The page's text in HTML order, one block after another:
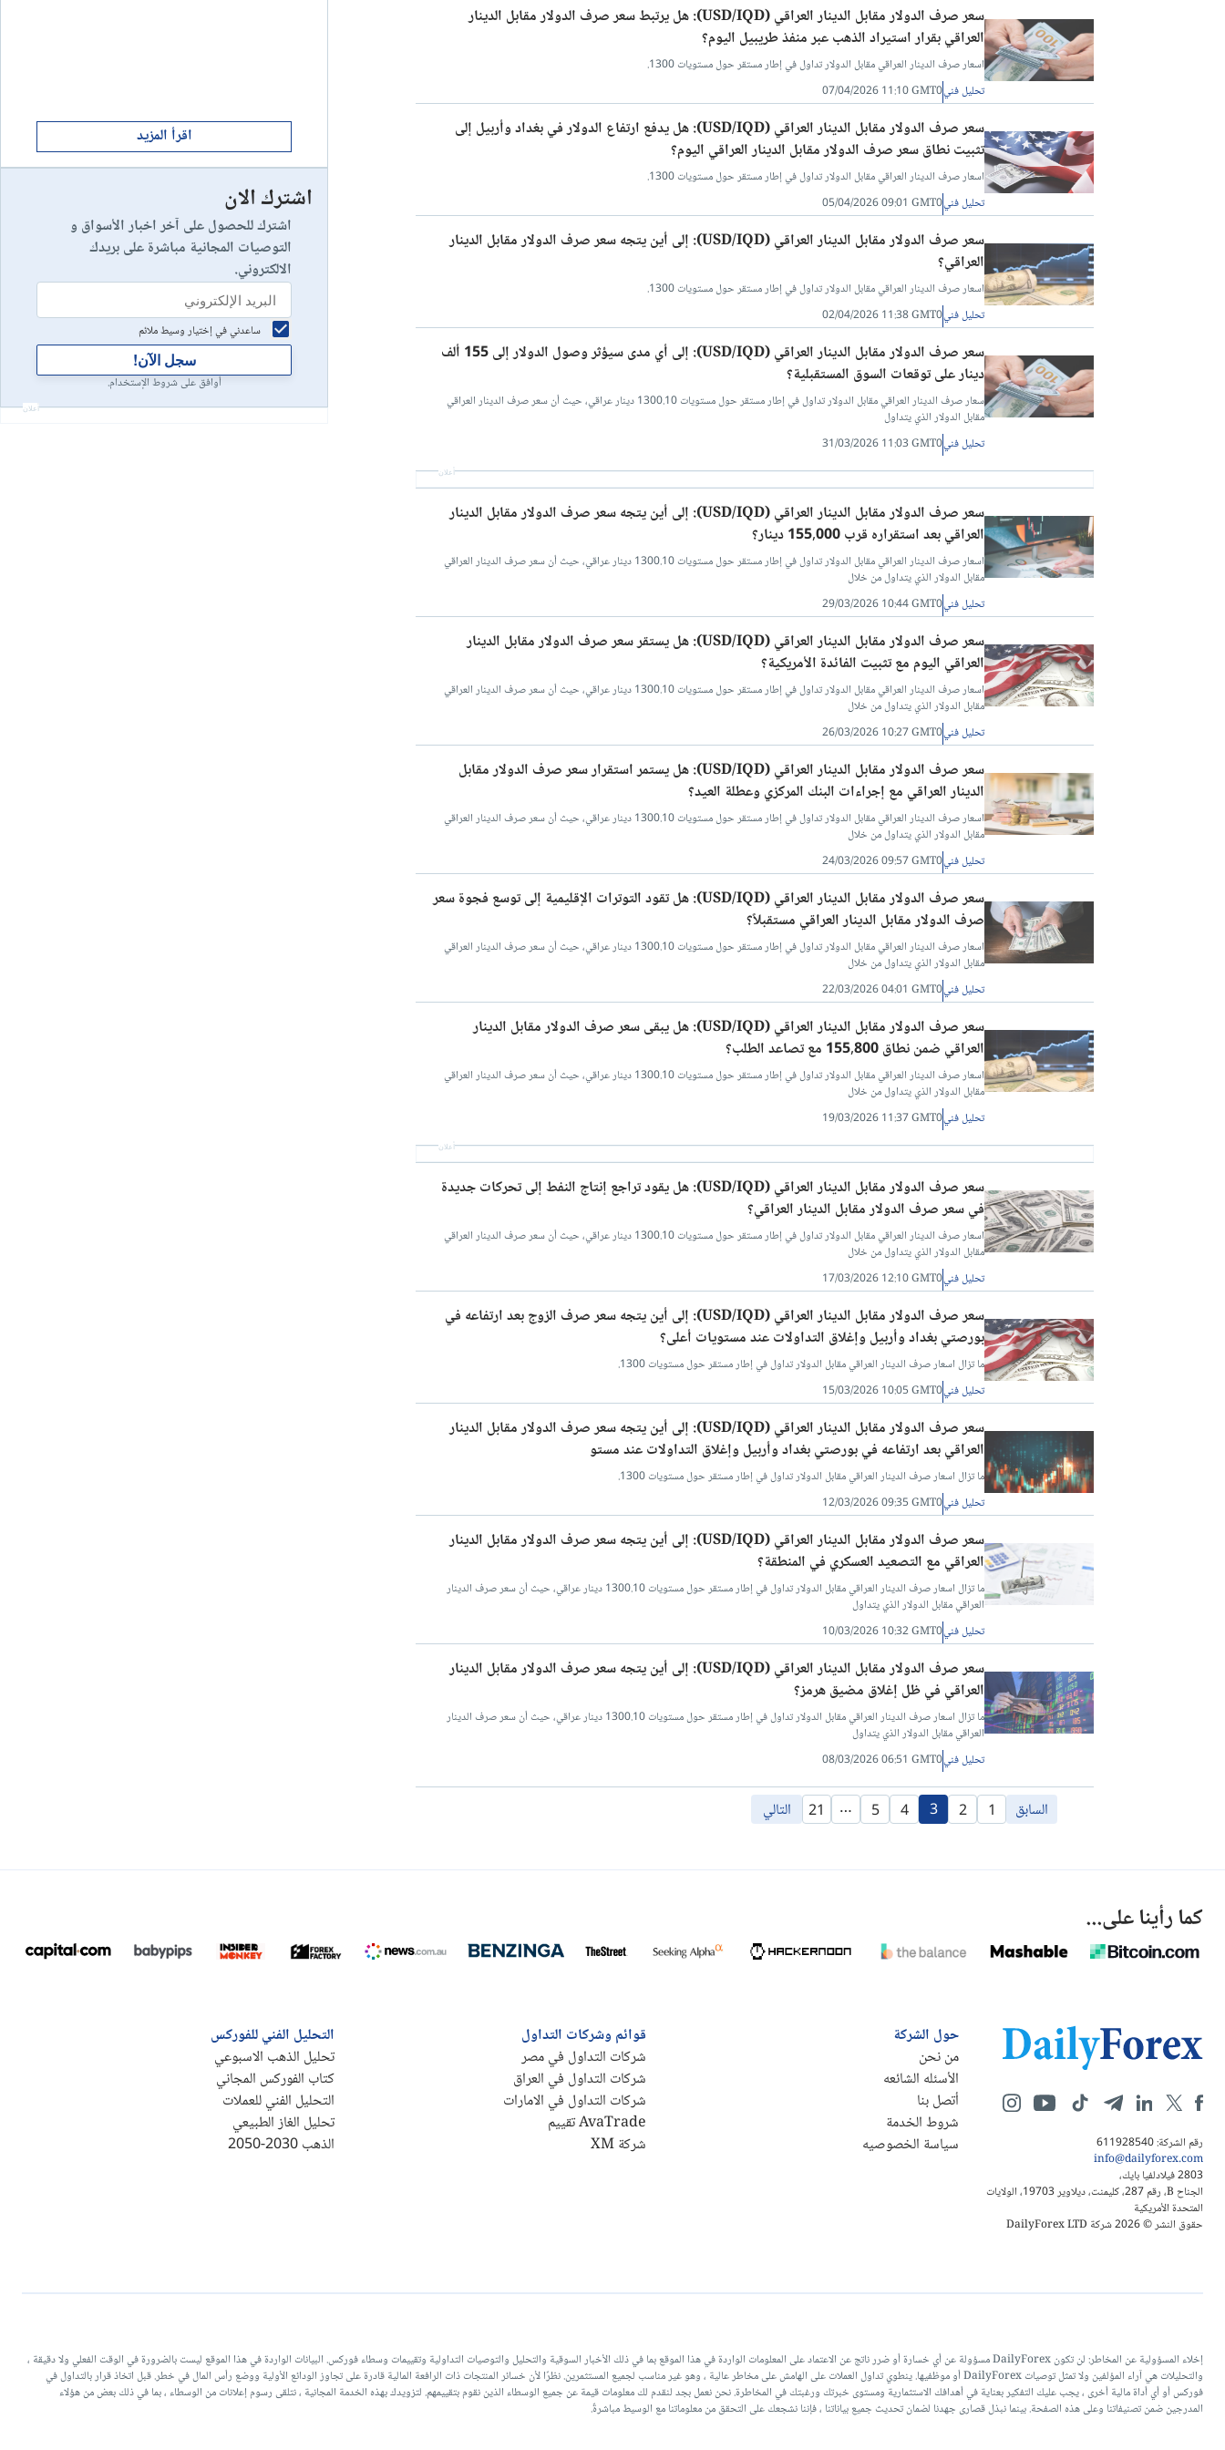
سعر صرف الدولار مقابل الدينار العراقي (USD/IQD): هل يرتبط سعر صرف الدولار مقابل الدينار
العراقي بقرار استيراد الذهب عبر منفذ طريبيل اليوم؟
اسعار صرف الدينار العراقي مقابل الدولار تداول في إطار مستقر حول مستويات 1300.
تحليل فني07/04/2026 11:10 GMT0
سعر صرف الدولار مقابل الدينار العراقي (USD/IQD): هل يدفع ارتفاع الدولار في بغداد وأربيل إلى
تثبيت نطاق سعر صرف الدولار مقابل الدينار العراقي اليوم؟
اسعار صرف الدينار العراقي مقابل الدولار تداول في إطار مستقر حول مستويات 1300.
تحليل فني05/04/2026 09:01 GMT0
سعر صرف الدولار مقابل الدينار العراقي (USD/IQD): إلى أين يتجه سعر صرف الدولار مقابل الدينار
العراقي؟
اسعار صرف الدينار العراقي مقابل الدولار تداول في إطار مستقر حول مستويات 1300.
تحليل فني02/04/2026 11:38 GMT0
سعر صرف الدولار مقابل الدينار العراقي (USD/IQD): إلى أي مدى سيؤثر وصول الدولار إلى 155 ألف
دينار على توقعات السوق المستقبلية؟
سعار صرف الدينار العراقي مقابل الدولار تداول في إطار مستقر حول مستويات 1300.10 دينار عراقي، حيث أن سعر صرف الدينار العراقي
مقابل الدولار الذي يتداول
تحليل فني31/03/2026 11:03 GMT0
أعلان
سعر صرف الدولار مقابل الدينار العراقي (USD/IQD): إلى أين يتجه سعر صرف الدولار مقابل الدينار
العراقي بعد استقراره قرب 155,000 دينار؟
اسعار صرف الدينار العراقي مقابل الدولار تداول في إطار مستقر حول مستويات 1300.10 دينار عراقي، حيث أن سعر صرف الدينار العراقي
مقابل الدولار الذي يتداول من خلال
تحليل فني29/03/2026 10:44 GMT0
سعر صرف الدولار مقابل الدينار العراقي (USD/IQD): هل يستقر سعر صرف الدولار مقابل الدينار
العراقي اليوم مع تثبيت الفائدة الأمريكية؟
اسعار صرف الدينار العراقي مقابل الدولار تداول في إطار مستقر حول مستويات 1300.10 دينار عراقي، حيث أن سعر صرف الدينار العراقي
مقابل الدولار الذي يتداول من خلال
تحليل فني26/03/2026 10:27 GMT0
سعر صرف الدولار مقابل الدينار العراقي (USD/IQD): هل يستمر استقرار سعر صرف الدولار مقابل
الدينار العراقي مع إجراءات البنك المركزي وعطلة العيد؟
اسعار صرف الدينار العراقي مقابل الدولار تداول في إطار مستقر حول مستويات 1300.10 دينار عراقي، حيث أن سعر صرف الدينار العراقي
مقابل الدولار الذي يتداول من خلال
تحليل فني24/03/2026 09:57 GMT0
سعر صرف الدولار مقابل الدينار العراقي (USD/IQD): هل تقود التوترات الإقليمية إلى توسع فجوة سعر
صرف الدولار مقابل الدينار العراقي مستقبلاً؟
اسعار صرف الدينار العراقي مقابل الدولار تداول في إطار مستقر حول مستويات 1300.10 دينار عراقي، حيث أن سعر صرف الدينار العراقي
مقابل الدولار الذي يتداول من خلال
تحليل فني22/03/2026 04:01 GMT0
سعر صرف الدولار مقابل الدينار العراقي (USD/IQD): هل يبقى سعر صرف الدولار مقابل الدينار
العراقي ضمن نطاق 155,800 مع تصاعد الطلب؟
اسعار صرف الدينار العراقي مقابل الدولار تداول في إطار مستقر حول مستويات 1300.10 دينار عراقي، حيث أن سعر صرف الدينار العراقي
مقابل الدولار الذي يتداول من خلال
تحليل فني19/03/2026 11:37 GMT0
أعلان
سعر صرف الدولار مقابل الدينار العراقي (USD/IQD): هل يقود تراجع إنتاج النفط إلى تحركات جديدة
في سعر صرف الدولار مقابل الدينار العراقي؟
اسعار صرف الدينار العراقي مقابل الدولار تداول في إطار مستقر حول مستويات 1300.10 دينار عراقي، حيث أن سعر صرف الدينار العراقي
مقابل الدولار الذي يتداول من خلال
تحليل فني17/03/2026 12:10 GMT0
سعر صرف الدولار مقابل الدينار العراقي (USD/IQD): إلى أين يتجه سعر صرف الزوج بعد ارتفاعه في
بورصتي بغداد وأربيل وإغلاق التداولات عند مستويات أعلى؟
ما تزال اسعار صرف الدينار العراقي مقابل الدولار تداول في إطار مستقر حول مستويات 1300.
تحليل فني15/03/2026 10:05 GMT0
سعر صرف الدولار مقابل الدينار العراقي (USD/IQD): إلى أين يتجه سعر صرف الدولار مقابل الدينار
العراقي بعد ارتفاعه في بورصتي بغداد وأربيل وإغلاق التداولات عند مستو
ما تزال اسعار صرف الدينار العراقي مقابل الدولار تداول في إطار مستقر حول مستويات 1300.
تحليل فني12/03/2026 09:35 GMT0
سعر صرف الدولار مقابل الدينار العراقي (USD/IQD): إلى أين يتجه سعر صرف الدولار مقابل الدينار
العراقي مع التصعيد العسكري في المنطقة؟
ما تزال اسعار صرف الدينار العراقي مقابل الدولار تداول في إطار مستقر حول مستويات 1300.10 دينار عراقي، حيث أن سعر صرف الدينار
العراقي مقابل الدولار الذي يتداول
تحليل فني10/03/2026 10:32 GMT0
سعر صرف الدولار مقابل الدينار العراقي (USD/IQD): إلى أين يتجه سعر صرف الدولار مقابل الدينار
العراقي في ظل إغلاق مضيق هرمز؟
ما تزال اسعار صرف الدينار العراقي مقابل الدولار تداول في إطار مستقر حول مستويات 1300.10 دينار عراقي، حيث أن سعر صرف الدينار
العراقي مقابل الدولار الذي يتداول
تحليل فني08/03/2026 06:51 GMT0
السابق 1
2
3
4
5
…
21 التالي
إستعراض شركة
10
اقرأ المزيد
اشترك الان
اشترك للحصول على آخر اخبار الأسواق و
التوصيات المجانية مباشرة على بريدك
الالكتروني.
ساعدني في إختيار وسيط ملائم
سجل الآن!
أوافق على شروط الإستخدام.
أعلان
كما رأينا على...
رقم الشركة: 611928540
info@dailyforex.com
2803 فيلادلفيا بايك،
الجناح B، رقم 287، كليمنت، ديلاوير 19703، الولايات
المتحدة الأمريكية
حقوق النشر © 2026 شركة DailyForex LTD
حول الشركة
من نحن
الأسئله الشائعه
أتصل بنا
شروط الخدمة
سياسة الخصوصيه
قوائم وشركات التداول
شركات التداول في مصر
شركات التداول في العراق
شركات التداول في الامارات
AvaTrade تقييم
شركة XM
التحليل الفني للفوركس
تحليل الذهب الاسبوعي
كتاب الفوركس المجاني
التحليل الفني للعملات
تحليل الغاز الطبيعي
الذهب 2030-2050
إخلاء المسؤولية عن المخاطر: لن تكون DailyForex مسؤولة عن أي خسارة أو ضرر ناتج عن الاعتماد على المعلومات الواردة في هذا الموقع بما في ذلك الأخبار السوقية والتحليل والتوصيات التداولية وتقييمات وسطاء فوركس. البيانات الواردة في هذا الموقع ليست بالضرورة في الوقت الفعلي ولا دقيقة ،
والتحليلات هي آراء المؤلفين ولا تمثل توصيات DailyForex أو موظفيها. ينطوي تداول العملات على الهامش على مخاطر عالية ، وهو غير مناسب لجميع المستثمرين. نظرًا لأن خسائر المنتجات ذات الرافعة المالية قادرة على تجاوز الودائع الأولية ووضع رأس المال في خطر. قبل اتخاذ قرار بالتداول في
فوركس أو أي أداة مالية أخرى ، يجب عليك التفكير بعناية في أهدافك الاستثمارية ومستوى خبرتك ورغبتك في المخاطرة. نحن نعمل بجد لنقدم لك معلومات قيمة عن جميع الوسطاء الذين نقوم بتقييمهم. لتزويدك بهذه الخدمة المجانية ، نتلقى رسوم إعلانات من الوسطاء ، بما في ذلك بعض من هؤلاء
المدرجين ضمن تصنيفاتنا وعلى هذه الصفحة. بينما نبذل قصارى جهدنا لضمان تحديث جميع بياناتنا ، فإننا نشجعك على التحقق من معلوماتنا مع الوسيط مباشرةً.